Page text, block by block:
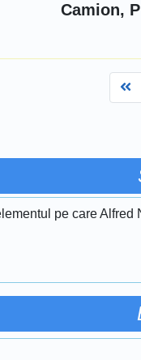
Camion,
pe care